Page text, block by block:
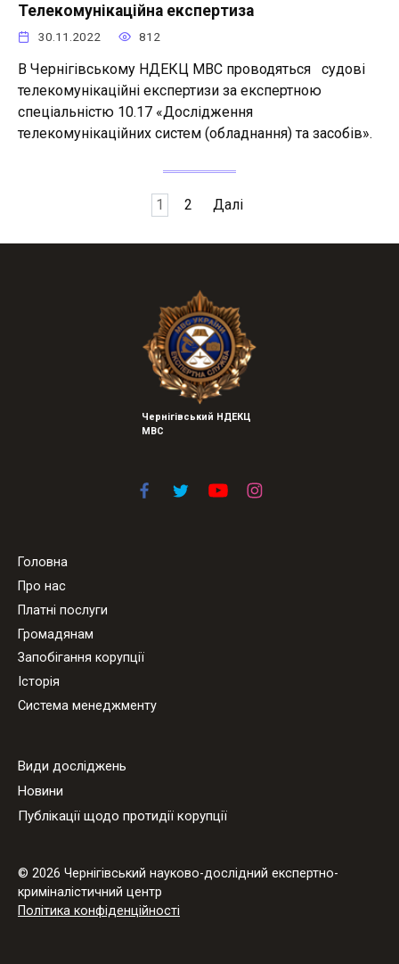
Телекомунікаційна експертиза
30.11.2022 812
В Чернігівському НДЕКЦ МВС проводяться судові
телекомунікаційні експертизи за експертною
спеціальністю 10.17 «Дослідження
телекомунікаційних систем (обладнання) та засобів».
1 2 Далі
Чернігівський НДЕКЦ
МВС
Головна
Про нас
Платні послуги
Громадянам
Запобігання корупції
Історія
Система менеджменту
Види досліджень
Новини
Публікації щодо протидії корупції
© 2026 Чернігівський науково-дослідний експертно-
криміналістичний центр
Політика конфіденційності